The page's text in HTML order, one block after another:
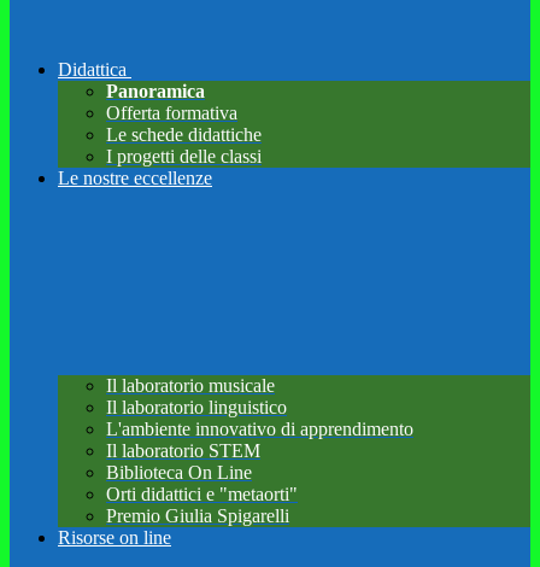
Didattica
Panoramica
Offerta formativa
Le schede didattiche
I progetti delle classi
Le nostre eccellenze
Il laboratorio musicale
Il laboratorio linguistico
L'ambiente innovativo di apprendimento
Il laboratorio STEM
Biblioteca On Line
Orti didattici e "metaorti"
Premio Giulia Spigarelli
Risorse on line